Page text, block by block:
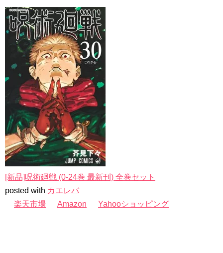
[新品]呪術廻戦 (0-24巻 最新刊) 全巻セット
posted with カエレバ
楽天市場
Amazon Yahooショッピング